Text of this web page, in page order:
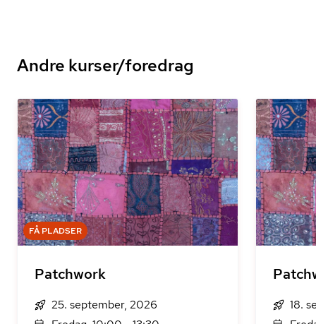
Andre kurser/foredrag
FÅ PLADSER
Patchwork
25. september, 2026
18.